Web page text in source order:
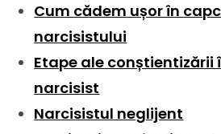
Cum cădem ușor în
narcisistului
Etape ale conștientizării
narcisist
Narcisistul neglijent